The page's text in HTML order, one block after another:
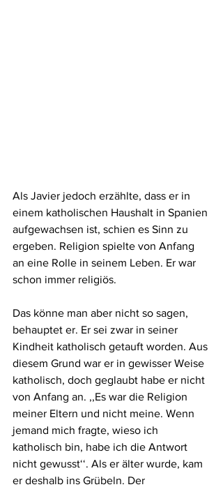
Als Javier jedoch erzählte, dass er in
einem katholischen Haushalt in Spanien
aufgewachsen ist, schien es Sinn zu
ergeben. Religion spielte von Anfang
an eine Rolle in seinem Leben. Er war
schon immer religiös.
Das könne man aber nicht so sagen,
behauptet er. Er sei zwar in seiner
Kindheit katholisch getauft worden. Aus
diesem Grund war er in gewisser Weise
katholisch, doch geglaubt habe er nicht
von Anfang an. ,,Es war die Religion
meiner Eltern und nicht meine. Wenn
jemand mich fragte, wieso ich
katholisch bin, habe ich die Antwort
nicht gewusst‘‘. Als er älter wurde, kam
er deshalb ins Grübeln. Der